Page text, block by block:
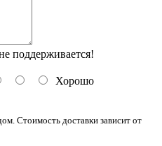
поддерживается!
Хорошо
Стоимость доставки зависит от